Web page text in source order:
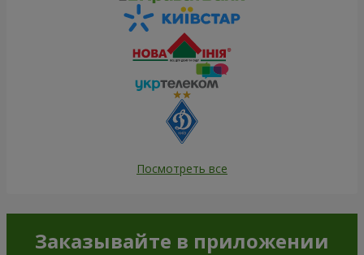
Посмотреть все
Заказывайте в приложении